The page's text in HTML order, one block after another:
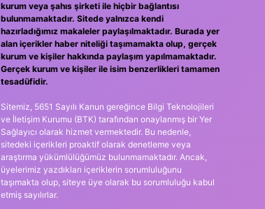
kurum veya şahıs şirketi ile hiçbir bağlantısı
bulunmamaktadır. Sitede yalnızca kendi
hazırladığımız makaleler paylaşılmaktadır. Burada yer
alan içerikler haber niteliği taşımamakta olup, gerçek
kurum ve kişiler hakkında paylaşım yapılmamaktadır.
Gerçek kurum ve kişiler ile isim benzerlikleri tamamen
tesadüfidir.
Sitemiz, 5651 Sayılı Kanun gereğince Bilgi Teknolojileri
ve İletişim Kurumu (BTK) tarafından onaylanmış bir Yer
Sağlayıcı olarak hizmet vermektedir. Bu nedenle,
sitedeki içerikleri proaktif olarak denetleme veya
araştırma yükümlülüğümüz bulunmamaktadır. Ancak,
üyelerimiz yazdıkları içeriklerin sorumluluğunu
taşımakta olup, siteye üye olarak bu sorumluluğu kabul
etmiş sayılırlar.